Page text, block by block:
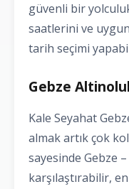
güvenli bir
saatlerini ve
tarih seçimi
Gebze
Kale Seyahat
almak artık çok
sayesinde Gebze
karşılaştırabilir,